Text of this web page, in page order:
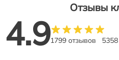
Отзывы
4.91799 отзывов